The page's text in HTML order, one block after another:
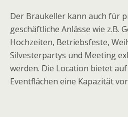
Der Braukeller kann auch für
geschäftliche Anlässe wie z.B.
Hochzeiten, Betriebsfeste,
Silvesterpartys und Meeting
werden. Die Location bietet
Eventflächen eine Kapazität